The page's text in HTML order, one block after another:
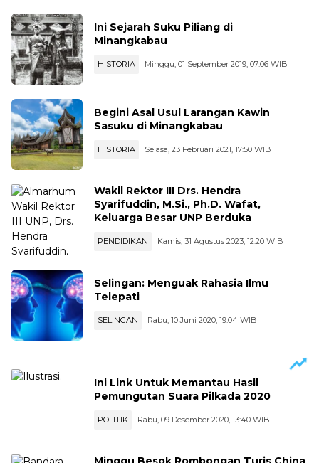
Ini Sejarah Suku Piliang di
Minangkabau
HISTORIA Minggu, 01 September 2019, 07:06 WIB
Begini Asal Usul Larangan Kawin
Sasuku di Minangkabau
HISTORIA Selasa, 23 Februari 2021, 17:50 WIB
Wakil Rektor III Drs. Hendra
Syarifuddin, M.Si., Ph.D. Wafat,
Keluarga Besar UNP Berduka
PENDIDIKAN Kamis, 31 Agustus 2023, 12:20 WIB
Selingan: Menguak Rahasia Ilmu
Telepati
SELINGAN Rabu, 10 Juni 2020, 19:04 WIB
Ini Link Untuk Memantau Hasil
Pemungutan Suara Pilkada 2020
POLITIK Rabu, 09 Desember 2020, 13:40 WIB